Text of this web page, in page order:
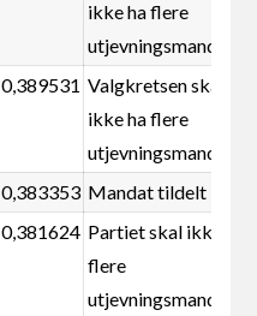
ikke ha flere
utjevningsmandater
0,389531 Valgkretsen skal
ikke ha flere
utjevningsmandater
0,383353 Mandat tildelt
0,381624 Partiet skal ikke ha
flere
utjevningsmandater